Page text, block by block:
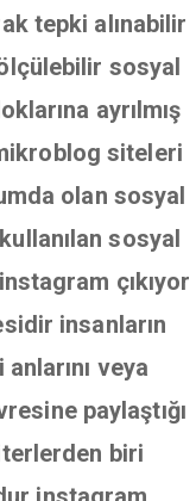
tepki alınabilir
sosyal
ayrılmış
siteleri
olan sosyal
sosyal
çıkıyor
insanların
veya
paylaştığı
biri